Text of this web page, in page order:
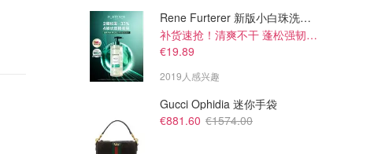
Rene Furterer 新版小白珠洗发水 500ml
补货速抢！清爽不干 蓬松强韧秀发
€19.89
2019人感兴趣
Gucci Ophidia 迷你手袋
€881.60 €1574.00